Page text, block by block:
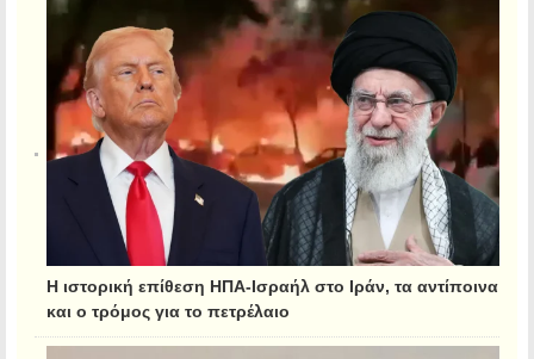
Η ιστορική επίθεση ΗΠΑ-Ισραήλ στο Ιράν, τα αντίποινα
και ο τρόμος για το πετρέλαιο